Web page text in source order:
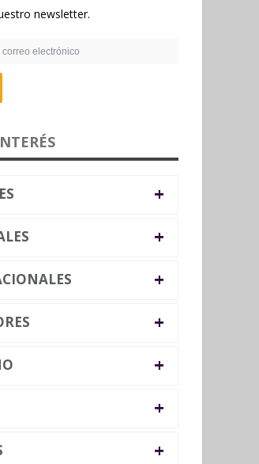
Suscribete a nuestro newsletter.
+
+
+
+
+
+
+